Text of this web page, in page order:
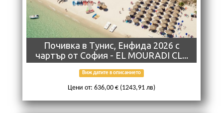
Почивкa в Тунис, Енфида 2026 с
чартър от София - EL MOURADI CL...
Виж датите в описанието
Цени от: 636,00 € (1243,91 лв)